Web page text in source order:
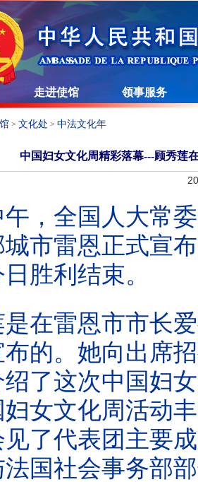
走进使馆 领事服务
> 文化处 > 中法文化年
中国妇女文化周精彩落幕---顾秀莲
全国人大常委
市雷恩正式宣
胜利结束。
雷恩市市长爱
布的。她向出席
了这次中国妇
妇女文化周活动
了代表团主要
国社会事务部